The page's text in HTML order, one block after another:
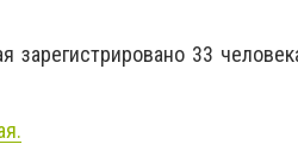
зарегистрировано 33